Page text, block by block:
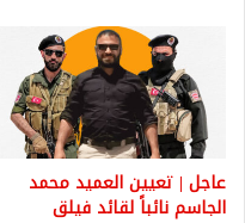
عاجل | تعيين العميد محمد
الجاسم نائباً لقائد فيلق